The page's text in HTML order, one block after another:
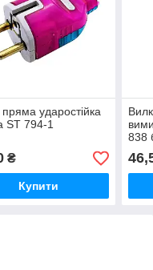
ударостійка
ST 794-1
₴
Купити
838